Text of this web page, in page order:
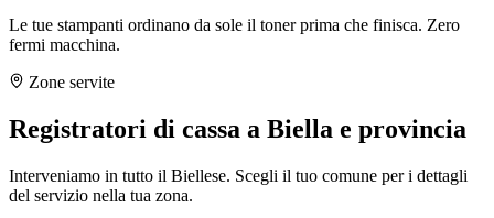
Le tue stampanti ordinano da sole il toner prima che finisca. Zero
fermi macchina.
Zone servite
Registratori di cassa a Biella e provincia
Interveniamo in tutto il Biellese. Scegli il tuo comune per i dettagli
del servizio nella tua zona.